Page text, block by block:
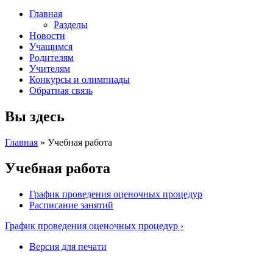
Главная
Разделы
Новости
Учащимся
Родителям
Учителям
Конкурсы и олимпиады
Обратная связь
Вы здесь
Главная » Учебная работа
Учебная работа
График проведения оценочных процедур
Расписание занятий
График проведения оценочных процедур ›
Версия для печати